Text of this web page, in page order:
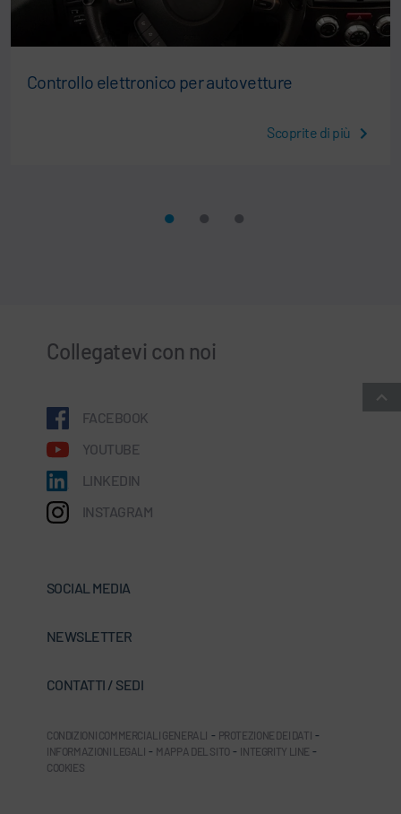
Controllo elettronico per autovetture
Scoprite di più
Collegatevi con noi
FACEBOOK
YOUTUBE
LINKEDIN
INSTAGRAM
SOCIAL MEDIA
NEWSLETTER
CONTATTI / SEDI
CONDIZIONI COMMERCIALI GENERALI - PROTEZIONE DEI DATI -
INFORMAZIONI LEGALI - MAPPA DEL SITO - INTEGRITY LINE -
COOKIES